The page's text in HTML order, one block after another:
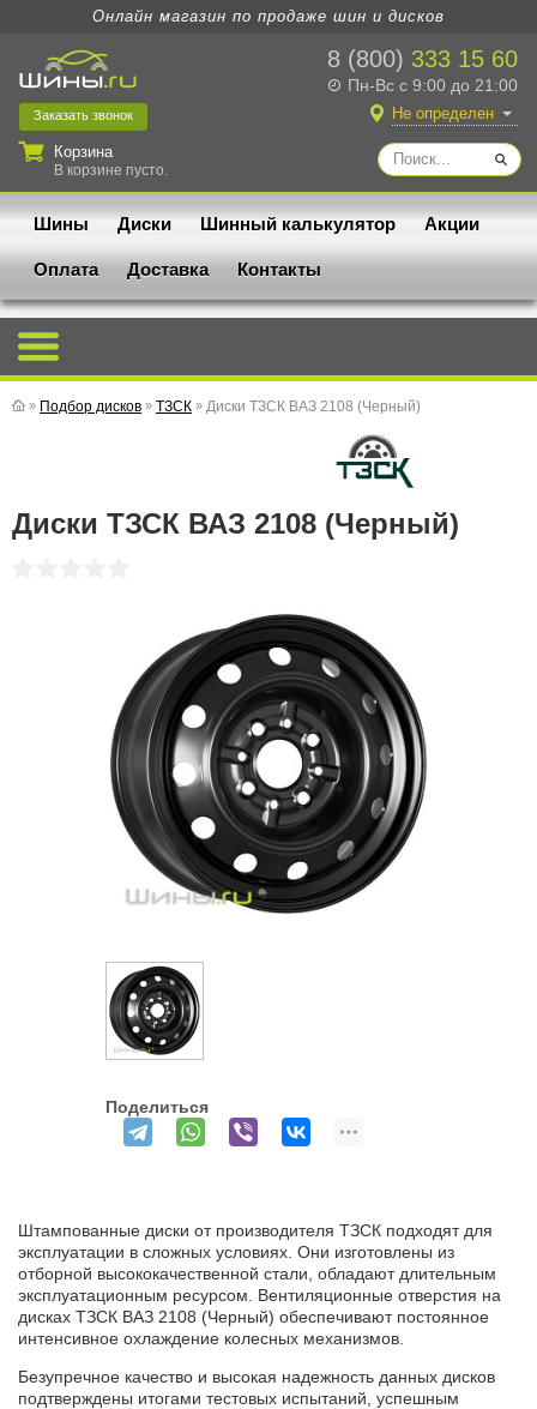
Онлайн магазин по продаже шин и дисков
8 (800) 333 15 60
Пн-Вс с 9:00 до 21:00
Заказать звонок
Корзина
В корзине пусто.
Не определен
Шины Диски Шинный калькулятор Акции
Оплата Доставка Контакты
» Подбор дисков » ТЗСК » Диски ТЗСК ВАЗ 2108 (Черный)
Диски ТЗСК ВАЗ 2108 (Черный)
Поделиться
Штампованные диски от производителя ТЗСК подходят для
эксплуатации в сложных условиях. Они изготовлены из
отборной высококачественной стали, обладают длительным
эксплуатационным ресурсом. Вентиляционные отверстия на
дисках ТЗСК ВАЗ 2108 (Черный) обеспечивают постоянное
интенсивное охлаждение колесных механизмов.
Безупречное качество и высокая надежность данных дисков
подтверждены итогами тестовых испытаний, успешным